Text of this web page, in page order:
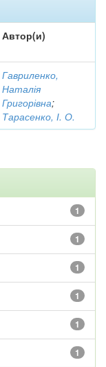
Автор(и)
Гавриленко,
Наталія
Григорівна;
Тарасенко, І. О.
1
1
1
1
1
1